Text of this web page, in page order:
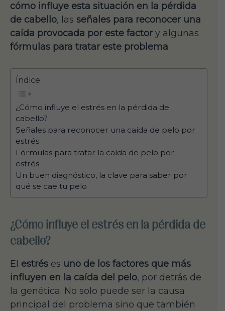
cómo influye esta situación en la pérdida
de cabello, las señales para reconocer una
caída provocada por este factory algunas
fórmulas para tratar este problema.
Índice
¿Cómo influye el estrés en la pérdida de
cabello?
Señales para reconocer una caída de pelo por
estrés
Fórmulas para tratar la caída de pelo por
estrés
Un buen diagnóstico, la clave para saber por
qué se cae tu pelo
¿Cómo influye el estrés en la pérdida de
cabello?
El estrés es uno de los factores que más
influyen en la caída del pelo, por detrás de
la genética. No solo puede ser la causa
principal del problema sino que también